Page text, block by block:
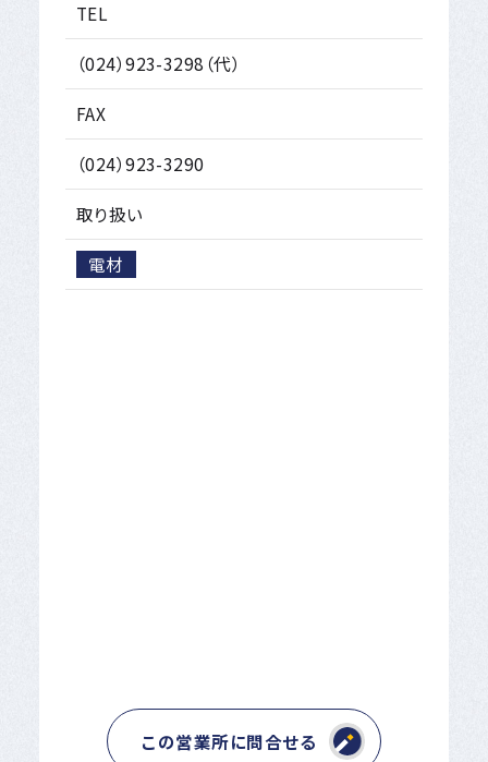
TEL
（024）923-3298（代）
FAX
（024）923-3290
取り扱い
電材
この営業所に問合せる